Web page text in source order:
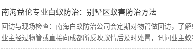
南海益伦专业白蚁防治：别墅区蚁害防治方法
回访与现场检查：南海白蚁防治公司会定期对物管做回访，了
业主经过物管或直接向成都所反映蚁情后及时处置，讯问业主